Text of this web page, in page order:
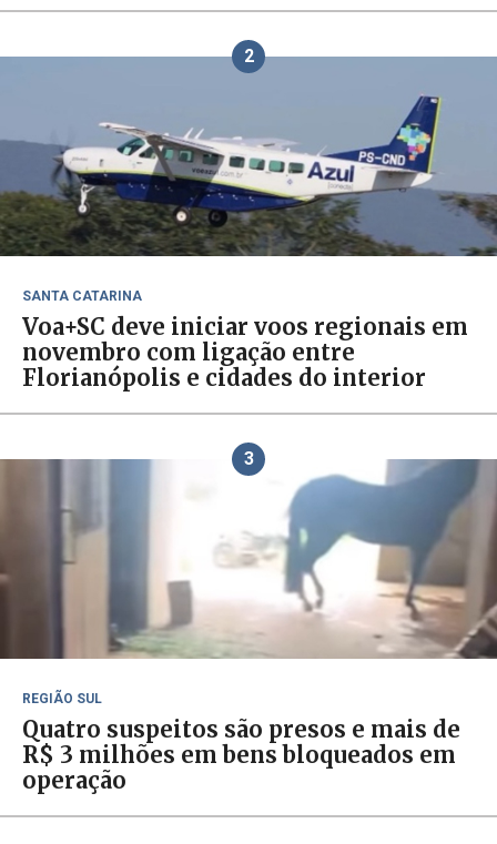
2
SANTA CATARINA
Voa+SC deve iniciar voos regionais em
novembro com ligação entre
Florianópolis e cidades do interior
3
REGIÃO SUL
Quatro suspeitos são presos e mais de
R$ 3 milhões em bens bloqueados em
operação